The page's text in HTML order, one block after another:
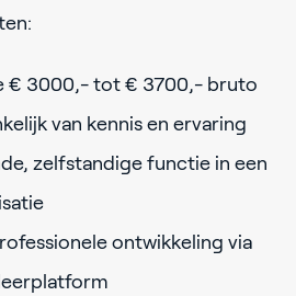
€ 3000,- tot € 3700,- bruto
van kennis en ervaring
zelfstandige functie in een
ontwikkeling via